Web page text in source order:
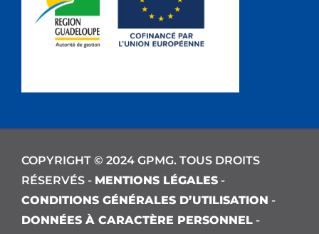
COPYRIGHT © 2024 GPMG. TOUS DROITS
RÉSERVÉS - MENTIONS LÉGALES -
CONDITIONS GÉNÉRALES D’UTILISATION -
DONNÉES À CARACTÈRE PERSONNEL -